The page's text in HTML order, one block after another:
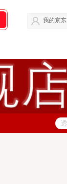
我的京东